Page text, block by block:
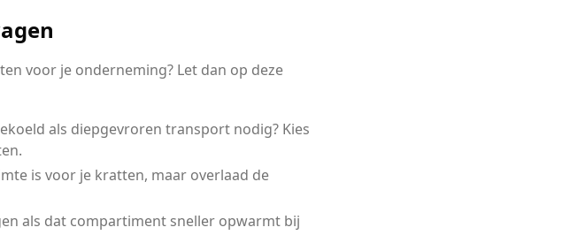
voor je onderneming? Let dan op deze
als diepgevroren transport nodig? Kies
is voor je kratten, maar overlaad de
als dat compartiment sneller opwarmt bij